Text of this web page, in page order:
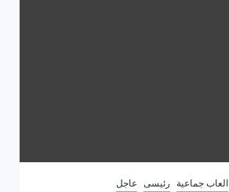
العاب جماعية رئيسى عاجل